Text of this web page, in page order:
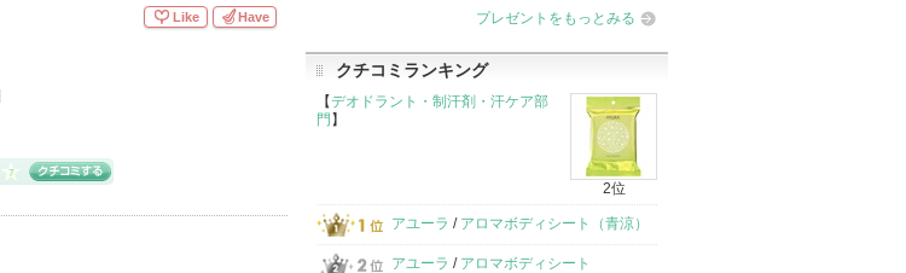
Like Have 品
プレゼントをもっとみる
クチコミランキング
【デオドラント・制汗剤・汗ケア部
門 】
2位
アユーラ / アロマボディシート（青涼）
アユーラ / アロマボディシート